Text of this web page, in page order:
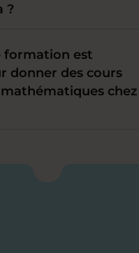
?
formation est
donner des cours
chez